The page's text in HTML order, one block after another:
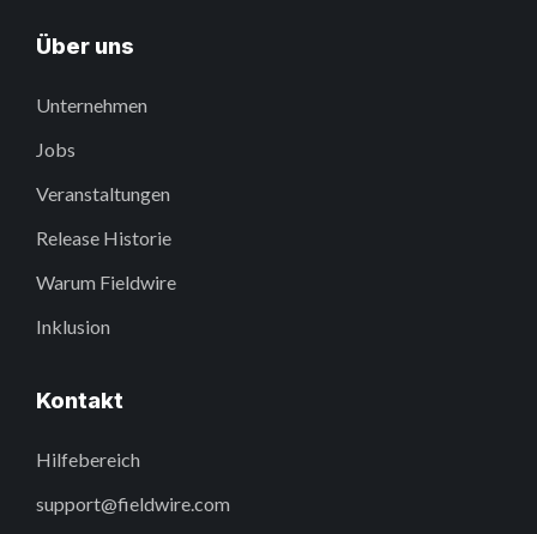
Über uns
Unternehmen
Jobs
Veranstaltungen
Release Historie
Warum Fieldwire
Inklusion
Kontakt
Hilfebereich
support@fieldwire.com